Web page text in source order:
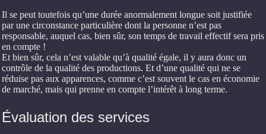
Il se peut toutefois qu’une durée anormalement longue soit justifiée
par une circonstance particulière dont la personne n’est pas
responsable, auquel cas, bien sûr, son temps de travail effectif sera pris
en compte !
Et bien sûr, cela n’est valable qu’à qualité égale, il y aura donc un
contrôle de la qualité des productions. Et d’une qualité qui ne se
réduise pas aux apparences, comme c’est souvent le cas en économie
de marché, mais qui prenne en compte l’intérêt à long terme.
Évaluation des services